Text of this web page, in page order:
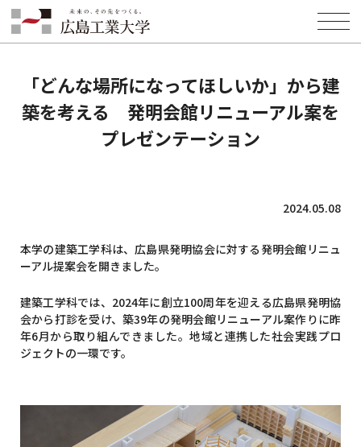
HOME INFORMATION
「どんな場所になってほしいか」から建築を考える 発明会館リニュー
アル案をプレゼンテーション
「どんな場所になってほしいか」から建
築を考える 発明会館リニューアル案を
プレゼンテーション
2024.05.08
本学の建築工学科は、広島県発明協会に対する発明会館リニュ
ーアル提案会を開きました。
建築工学科では、2024年に創立100周年を迎える広島県発明協
会から打診を受け、築39年の発明会館リニューアル案作りに昨
年6月から取り組んできました。地域と連携した社会実践プロ
ジェクトの一環です。